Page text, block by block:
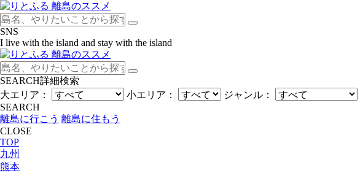
SNS
I live with the island and stay with the island
SEARCH詳細検索
大エリア：
小エリア： ジャンル：
SEARCH
離島に行こう 離島に住もう
CLOSE
TOP
九州
熊本